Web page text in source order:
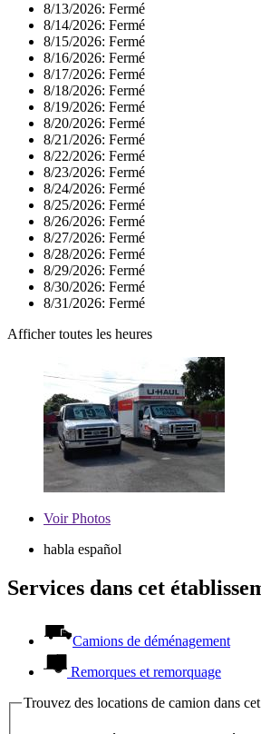
8/13/2026: Fermé
8/14/2026: Fermé
8/15/2026: Fermé
8/16/2026: Fermé
8/17/2026: Fermé
8/18/2026: Fermé
8/19/2026: Fermé
8/20/2026: Fermé
8/21/2026: Fermé
8/22/2026: Fermé
8/23/2026: Fermé
8/24/2026: Fermé
8/25/2026: Fermé
8/26/2026: Fermé
8/27/2026: Fermé
8/28/2026: Fermé
8/29/2026: Fermé
8/30/2026: Fermé
8/31/2026: Fermé
Afficher toutes les heures
VoirPhotos
habla español
Services dans cet
Camions de déménagement
Remorques et remorquage
Trouvez des locations de camion dans